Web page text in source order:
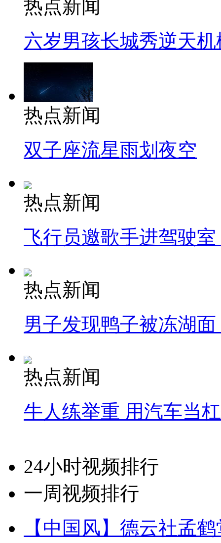
热点新闻
六岁男孩长城秀逆天机
热点新闻
双子座流星雨划夜空
热点新闻
飞行员邀歌手进驾驶
热点新闻
男子发现鸭子被冻湖
热点新闻
牛人练举重 用汽车当
24小时视频排行
一周视频排行
【中国风】德云社孟